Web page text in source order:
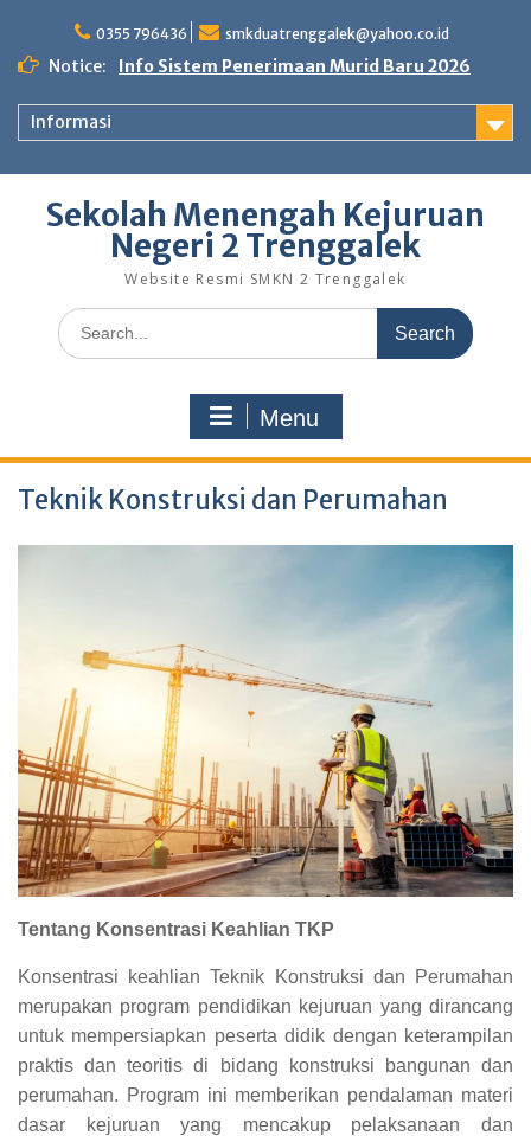
content
0355 796436 smkduatrenggalek@yahoo.co.id
Notice: Info Sistem Penerimaan Murid Baru 2026
Informasi
Sekolah Menengah Kejuruan
Negeri 2 Trenggalek
Website Resmi SMKN 2 Trenggalek
Search
for:
Menu
Teknik Konstruksi dan Perumahan
Tentang Konsentrasi Keahlian TKP
Konsentrasi keahlian Teknik Konstruksi dan Perumahan
merupakan program pendidikan kejuruan yang dirancang
untuk mempersiapkan peserta didik dengan keterampilan
praktis dan teoritis di bidang konstruksi bangunan dan
perumahan. Program ini memberikan pendalaman materi
dasar kejuruan yang mencakup pelaksanaan dan